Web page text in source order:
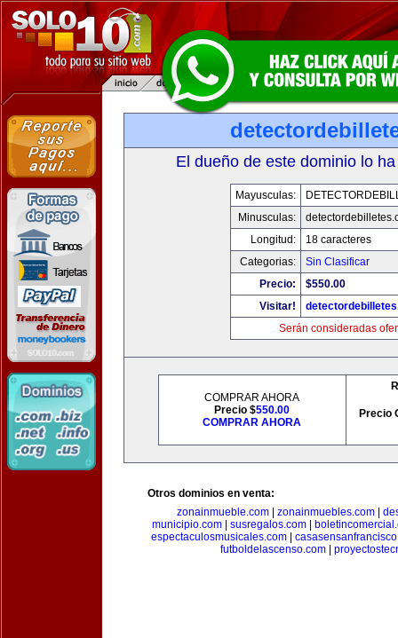
El dueño de este dominio lo
Mayusculas:
Minusculas:
Longitud:
18 caracteres
Categorias:
Sin Clasificar
Precio:
$550.00
Visitar!
Serán consideradas
COMPRAR AHORA
Precio $550.00
COMPRAR AHORA
Precio
Otros dominios en venta:
zonainmueble.com
zonainmuebles.com
municipio.com| susregalos.com|
espectaculosmusicales.com|
futboldelascenso.com